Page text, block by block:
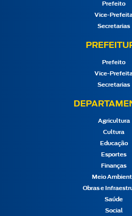
Prefeito
Vice-
Secretarias
Prefeito
Vice-
Secretarias
Agricultura
Cultura
Educação
Esportes
Finanças
Meio
Obras e
Saúde
Social